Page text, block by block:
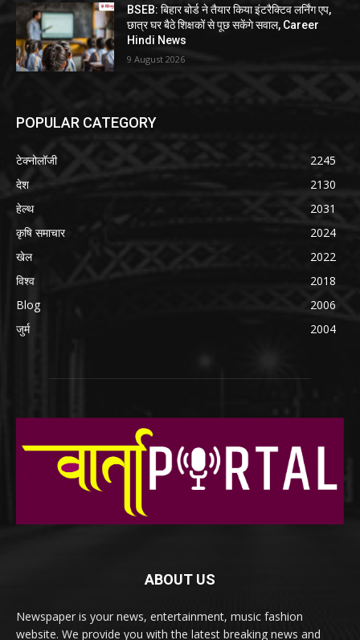
BSEB: बिहार बोर्ड ने तैयार किया इंटरैक्टिव लर्निंग एप,
छात्र घर बैठे शिक्षकों से पूछ सकेंगे सवाल, Career
Hindi News
9 August 2026
POPULAR CATEGORY
टेक्नोलॉजी
2245
देश
2130
हेल्थ
2031
कृषि समाचार
2024
खेल
2022
विश्व
2018
Blog
2006
जुर्म
2004
ABOUT US
Newspaper is your news, entertainment, music fashion
website. We provide you with the latest breaking news and